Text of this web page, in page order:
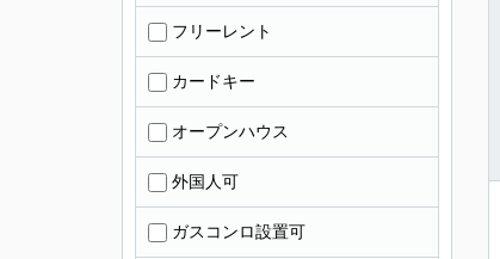
フリーレント
カードキー
オープンハウス
外国人可
ガスコンロ設置可